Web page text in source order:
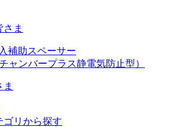
ま
補助スペーサー
ャンバープラス静電気防止型）
ゴリから探す